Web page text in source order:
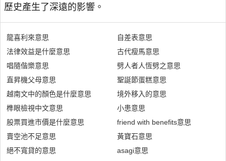
歷史產生了深遠的影響。
龍喜利來意思
法律效益是什麼意思
唱隨偕樂意思
直昇機父母意思
越南文中的顏色是什麼意思
榫眼檢視中文意思
股票買進市價是什麼意思
賣空池不足意思
絕不寬貸的意思
自差表意思
古代瘦馬意思
劈人者人恆劈之意思
聖誕節蛋糕意思
境外移入的意思
小患意思
friend with benefits意思
黃寶石意思
asagi意思